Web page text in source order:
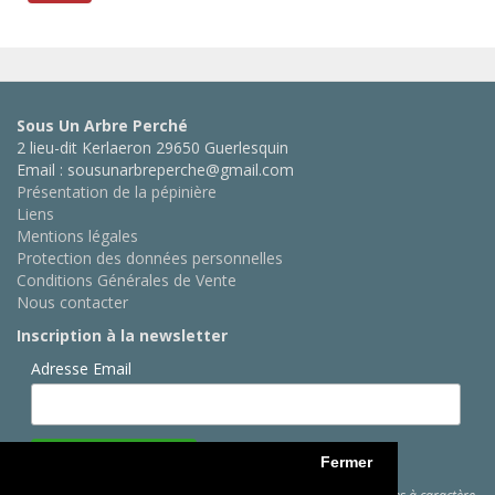
Fermer
Sous Un Arbre Perché
2 lieu-dit Kerlaeron 29650 Guerlesquin
Email : sousunarbreperche@gmail.com
Présentation de la pépinière
Liens
Mentions légales
Protection des données personnelles
Conditions Générales de Vente
Nous contacter
Inscription à la newsletter
Adresse Email